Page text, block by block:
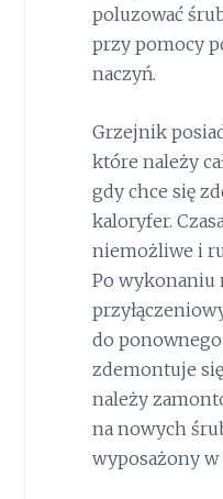
poluzować
przy pomocy
naczyń.
Grzejnik
które należy
gdy chce się
kaloryfer.
niemożliwe i
Po wykonaniu
do
zdemontuje
należy
na nowych
wyposażony